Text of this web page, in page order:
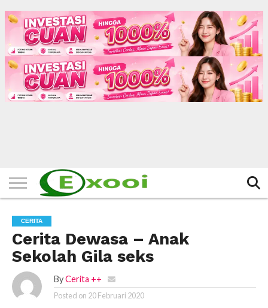
HOME
FILTER
BERITA
BIODATA
CERITA
CERPEN
EKSKLUSIF
FOTO
VIDEO
TIPS
MORE
CERITA
Cerita Dewasa – Anak
Sekolah Gila seks
By Cerita ++
Posted on 20 Februari 2020